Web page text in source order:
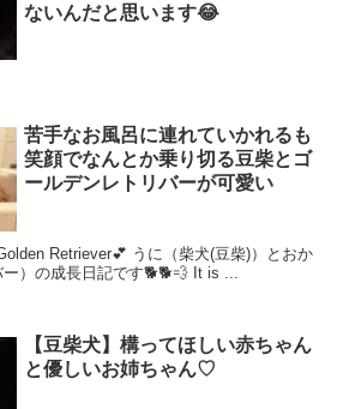
ないんだと思います😂
苦手なお風呂に連れていかれるも
笑顔でなんとか乗り切る豆柴とゴ
ールデンレトリバーが可愛い
Retriever💕 うに（柴犬(豆柴)）とおか
）の成長日記です🐕🐕💨 It is ...
【豆柴犬】構ってほしい赤ちゃん
と優しいお姉ちゃん♡